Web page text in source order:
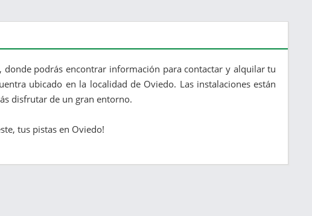
donde podrás encontrar información para contactar y alquilar tu
ubicado en la localidad de Oviedo. Las instalaciones están
disfrutar de un gran entorno.
tus pistas en Oviedo!